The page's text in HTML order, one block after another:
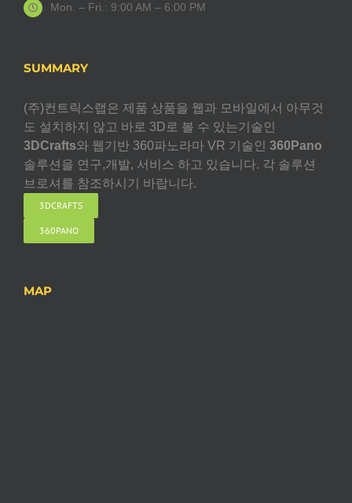
Mon. – Fri.: 9:00 AM – 6:00 PM
SUMMARY
(주)컨트릭스랩은 제품 상품을 웹과 모바일에서 아무것
도 설치하지 않고 바로 3D로 볼 수 있는기술인
3DCrafts와 웹기반 360파노라마 VR 기술인 360Pano
솔루션을 연구,개발, 서비스 하고 있습니다. 각 솔루션
브로셔를 참조하시기 바랍니다.
3DCRAFTS
360PANO
MAP